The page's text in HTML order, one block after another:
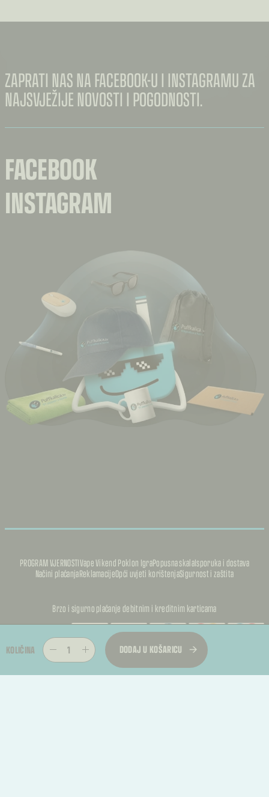
KOLIČINA DODAJ U KOŠARICU
€7.00
ZAPRATI NAS NA FACEBOOK-U I INSTAGRAMU ZA
NAJSVJEŽIJE NOVOSTI I POGODNOSTI.
FACEBOOK
INSTAGRAM
PROGRAM VJERNOSTIVape Vikend Poklon IgraPopusna skalaIsporuka i dostava
Načini plaćanjaReklamacijeOpći uvjeti korištenjaSigurnost i zaštita
Brzo i sigurno plaćanje debitnim i kreditnim karticama
© 2026, PUFFKALICA. SVA PRAVA PRIDRŽANA